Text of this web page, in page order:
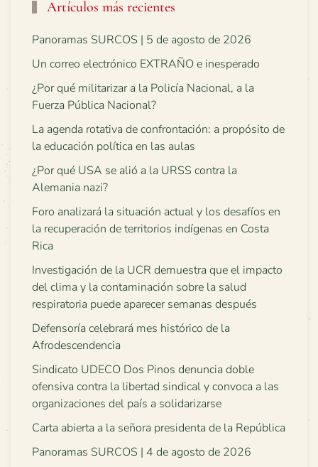
Artículos más recientes
Panoramas SURCOS | 5 de agosto de 2026
Un correo electrónico EXTRAÑO e inesperado
¿Por qué militarizar a la Policía Nacional, a la
Fuerza Pública Nacional?
La agenda rotativa de confrontación: a propósito de
la educación política en las aulas
¿Por qué USA se alió a la URSS contra la
Alemania nazi?
Foro analizará la situación actual y los desafíos en
la recuperación de territorios indígenas en Costa
Rica
Investigación de la UCR demuestra que el impacto
del clima y la contaminación sobre la salud
respiratoria puede aparecer semanas después
Defensoría celebrará mes histórico de la
Afrodescendencia
Sindicato UDECO Dos Pinos denuncia doble
ofensiva contra la libertad sindical y convoca a las
organizaciones del país a solidarizarse
Carta abierta a la señora presidenta de la República
Panoramas SURCOS | 4 de agosto de 2026